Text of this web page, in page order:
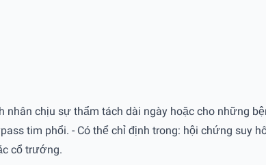
chịu sự thẩm tách dài ngày hoặc cho những
tim phổi. - Có thể chỉ định trong: hội chứng suy
cổ trướng.